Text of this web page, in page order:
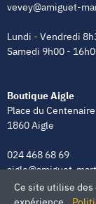
vevey@amiguet-
Lundi - Vendredi
Samedi 9h00 -
Boutique Aigle
Place du
1860 Aigle
024 468 68 69
aigle@amiguet-
Lundi - Vendredi
Ce site utilise des